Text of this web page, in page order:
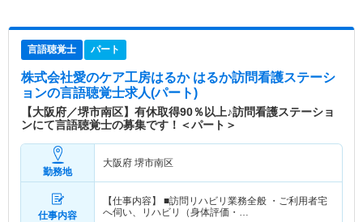
言語聴覚士 パート
株式会社愛のケア工房はるか はるか訪問看護ステーシ
ョンの言語聴覚士求人(パート)
【大阪府／堺市南区】有休取得90％以上♪訪問看護ステーショ
ンにて言語聴覚士の募集です！＜パート＞
勤務地
大阪府 堺市南区
仕事内容
【仕事内容】 ■訪問リハビリ業務全般 ・ご利用者宅
へ伺い、リハビリ（身体評価・…